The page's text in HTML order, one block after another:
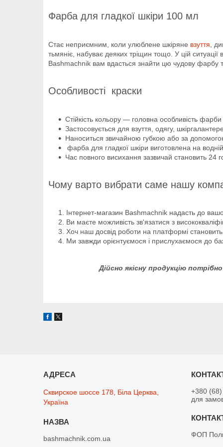
Фарба для гладкої шкіри 100 мл
Стає неприємним, коли улюблене шкіряне взуття ,
тьмяніє, набуває деяких тріщин тощо. У цій
Bashmachnik вам вдасться знайти цю чудову фарбу
Особливості краски
Стійкість кольору — головна особливість
Застосовується для взуття, одягу,
Наноситься звичайною губкою або за
фарба для гладкої шкіри виготовлена на
Час повного висихання зазвичай становить 24
Чому варто вибрати саме нашу
Інтернет-магазин Bashmachnik надасть до
Ви маєте можливість зв'язатися з
Хоч наш досвід роботи на платформі
Ми завжди орієнтуємося і прислухаємося до
Дійсно якісну продукцію
Сквирское шоссе 178, Біла Церква,
Україна
bashmachnik.com.ua
+380
для
ФОП